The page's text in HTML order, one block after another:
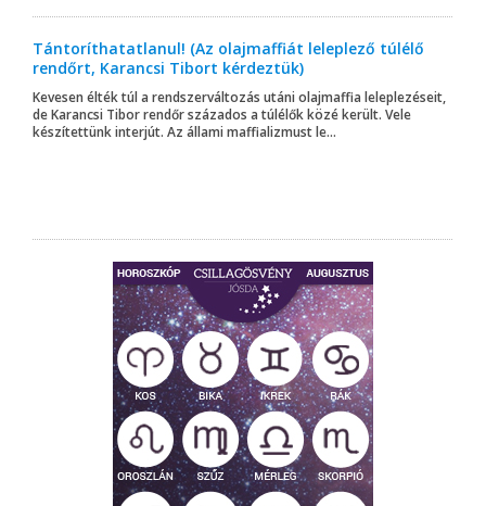
Tántoríthatatlanul! (Az olajmaffiát leleplező túlélő
rendőrt, Karancsi Tibort kérdeztük)
Kevesen élték túl a rendszerváltozás utáni olajmaffia leleplezéseit,
de Karancsi Tibor rendőr százados a túlélők közé került. Vele
készítettünk interjút. Az állami maffializmust le...